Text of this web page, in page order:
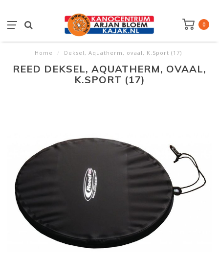
0
Home / Deksel, Aquatherm, ovaal, K.Sport (17)
REED DEKSEL, AQUATHERM, OVAAL,
K.SPORT (17)